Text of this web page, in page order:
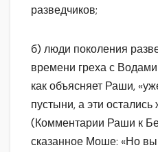
разведчиков;
б) люди поколения
времени греха с
как объясняет Раши,
пустыни, а эти остались
(Комментарии Раши к
сказанное Моше: «Но